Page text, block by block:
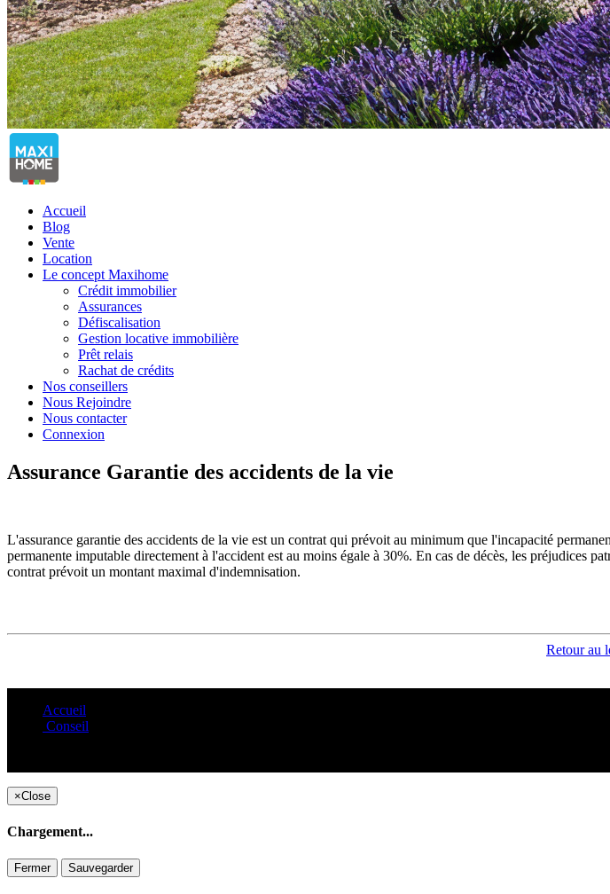
Accueil
Blog
Vente
Location
Le concept Maxihome
Crédit immobilier
Assurances
Défiscalisation
Gestion locative immobilière
Prêt relais
Rachat de crédits
Nos conseillers
Nous Rejoindre
Nous contacter
Connexion
Assurance Garantie des accidents de la vie
L'assurance garantie des accidents de la vie est un contrat qui prévoit au minimum que l'incapacité
permanente imputable directement à l'accident est au moins égale à 30%. En cas de décès, les préjudices
contrat prévoit un montant maximal d'indemnisation.
Retour au
Accueil
Conseil
×Close
Chargement...
Fermer Sauvegarder